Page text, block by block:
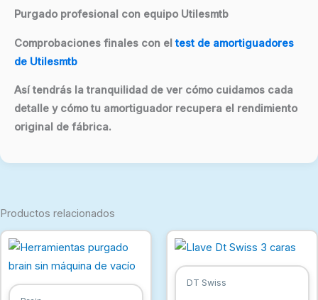
Purgado profesional con equipo Utilesmtb
Comprobaciones finales con eltest de amortiguadores
de Utilesmtb
Así tendrás la tranquilidad de ver cómo cuidamos cada
detalle y cómo tu amortiguador recupera el rendimiento
original de fábrica.
Productos relacionados
Rango
de
precios:
8,47 €
DT Swiss